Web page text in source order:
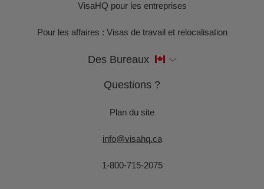
VisaHQ pour les entreprises
Pour les affaires : Visas de travail et relocalisation
Des Bureaux
Questions ?
Plan du site
info@visahq.ca
1-800-715-2075